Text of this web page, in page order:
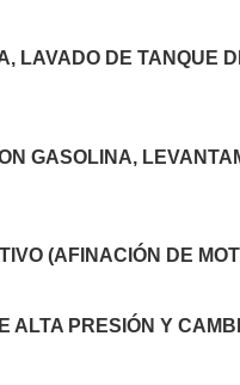
LAVADO DE TANQUE
GASOLINA,
(AFINACIÓN DE
ALTA PRESIÓN Y